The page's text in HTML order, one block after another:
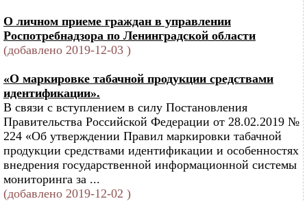
О личном приеме граждан в управлении
Роспотребнадзора по Ленинградской области
(добавлено 2019-12-03 )
«О маркировке табачной продукции средствами
идентификации».
В связи с вступлением в силу Постановления
Правительства Российской Федерации от 28.02.2019 №
224 «Об утверждении Правил маркировки табачной
продукции средствами идентификации и особенностях
внедрения государственной информационной системы
мониторинга за ...
(добавлено 2019-12-02 )